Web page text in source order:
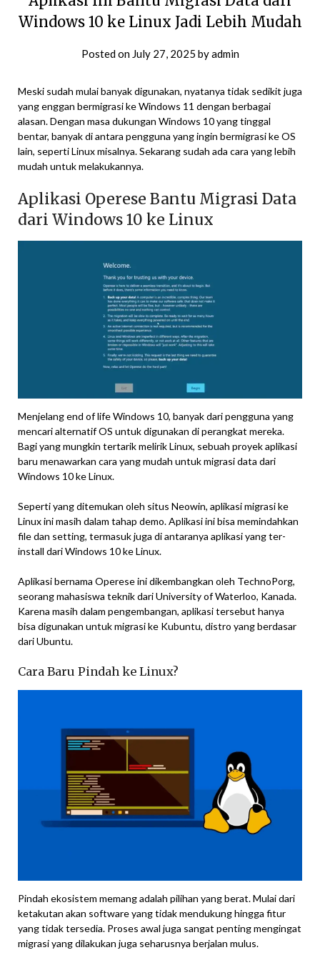
Windows 10 ke Linux Jadi Lebih Mudah
Posted on July 27, 2025 byadmin
Meski sudah mulai banyak digunakan, nyatanya tidak sedikit juga
yang enggan bermigrasi ke Windows 11 dengan berbagai
alasan. Dengan masa dukungan Windows 10 yang tinggal
bentar, banyak di antara pengguna yang ingin bermigrasi ke OS
lain, seperti Linux misalnya. Sekarang sudah ada cara yang lebih
mudah untuk melakukannya.
Aplikasi Operese Bantu Migrasi Data
dari Windows 10 ke Linux
Menjelang end of life Windows 10, banyak dari pengguna yang
mencari alternatif OS untuk digunakan di perangkat mereka.
Bagi yang mungkin tertarik melirik Linux, sebuah proyek aplikasi
baru menawarkan cara yang mudah untuk migrasi data dari
Windows 10 ke Linux.
Seperti yang ditemukan oleh situs Neowin, aplikasi migrasi ke
Linux ini masih dalam tahap demo. Aplikasi ini bisa memindahkan
file dan setting, termasuk juga di antaranya aplikasi yang ter-
install dari Windows 10 ke Linux.
Aplikasi bernama Operese ini dikembangkan oleh TechnoPorg,
seorang mahasiswa teknik dari University of Waterloo, Kanada.
Karena masih dalam pengembangan, aplikasi tersebut hanya
bisa digunakan untuk migrasi ke Kubuntu, distro yang berdasar
dari Ubuntu.
Cara Baru Pindah ke Linux?
Pindah ekosistem memang adalah pilihan yang berat. Mulai dari
ketakutan akan software yang tidak mendukung hingga fitur
yang tidak tersedia. Proses awal juga sangat penting mengingat
migrasi yang dilakukan juga seharusnya berjalan mulus.